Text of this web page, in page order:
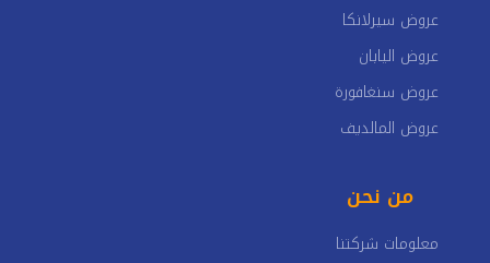
عروض سيرلانكا
عروض اليابان
عروض سنغافورة
عروض المالديف
من نحن
معلومات شركتنا